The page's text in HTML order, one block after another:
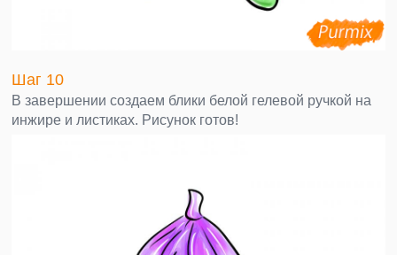
Шаг 10
В завершении создаем блики белой гелевой ручкой на
инжире и листиках. Рисунок готов!